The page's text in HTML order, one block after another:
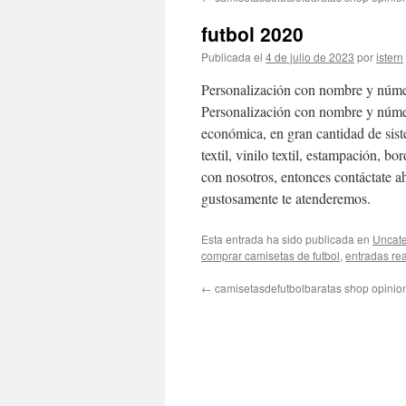
contenido
futbol 2020
Publicada el 4 de julio de 2023 poristern
Personalización con nombre y
Personalización con nombre y
económica, en gran cantidad de
textil, vinilo textil, estampación,
con nosotros, entonces contáctate
gustosamente te atenderemos.
Esta entrada ha sido publicada en
comprar camisetas de futbol, entradas
← camisetasdefutbolbaratas shop